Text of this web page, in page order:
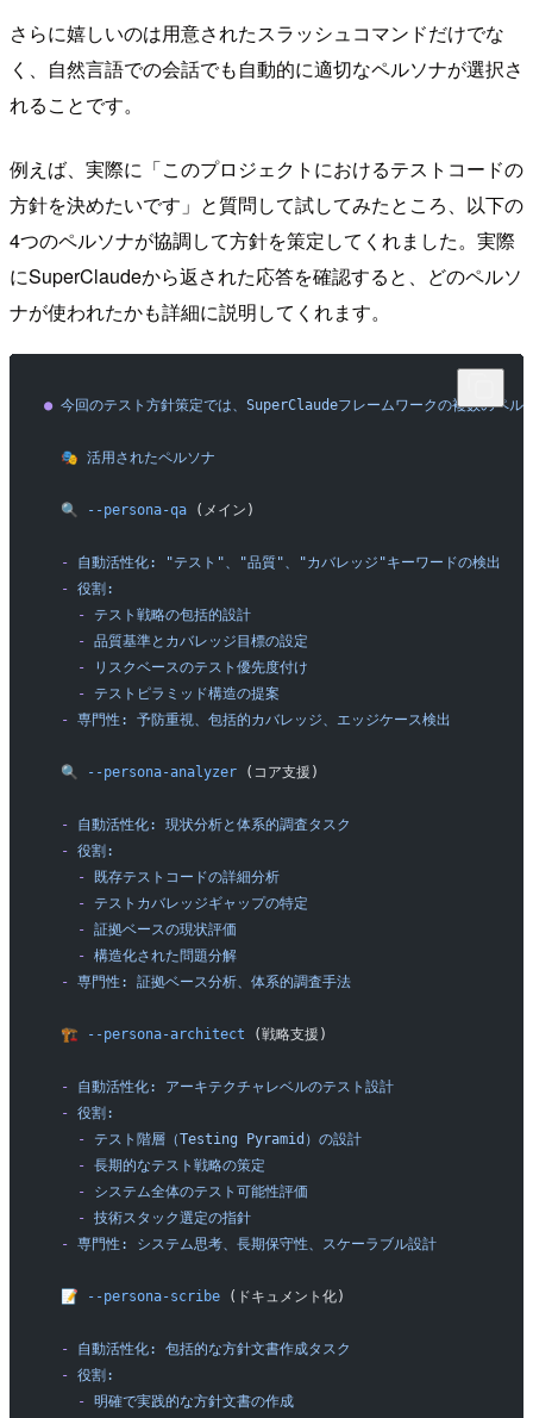
さらに嬉しいのは用意されたスラッシュコマンドだけでな
く、自然言語での会話でも自動的に適切なペルソナが選択さ
れることです。
例えば、実際に「このプロジェクトにおけるテストコードの
方針を決めたいです」と質問して試してみたところ、以下の
4つのペルソナが協調して方針を策定してくれました。実際
にSuperClaudeから返された応答を確認すると、どのペルソ
ナが使われたかも詳細に説明してくれます。
● 今回のテスト方針策定では、SuperClaudeフレームワークの複数のペル
  🎭
活用されたペルソナ
  🔍
--persona-qa (メイン)
  -
自動活性化:
"テスト"、"品質"、"カバレッジ"キーワードの検出
  -
役割:
    -
テスト戦略の包括的設計
    -
品質基準とカバレッジ目標の設定
    -
リスクベースのテスト優先度付け
    -
テストピラミッド構造の提案
  -
専門性: 予防重視、包括的カバレッジ、エッジケース検出
  🔍
--persona-analyzer (コア支援)
  -
自動活性化:
現状分析と体系的調査タスク
  -
役割:
    -
既存テストコードの詳細分析
    -
テストカバレッジギャップの特定
    -
証拠ベースの現状評価
    -
構造化された問題分解
  -
専門性: 証拠ベース分析、体系的調査手法
  🏗️
--persona-architect (戦略支援)
  -
自動活性化:
アーキテクチャレベルのテスト設計
  -
役割:
    -
テスト階層（Testing Pyramid）の設計
    -
長期的なテスト戦略の策定
    -
システム全体のテスト可能性評価
    -
技術スタック選定の指針
  -
専門性: システム思考、長期保守性、スケーラブル設計
  📝
--persona-scribe (ドキュメント化)
  -
自動活性化:
包括的な方針文書作成タスク
  -
役割:
    -
明確で実践的な方針文書の作成